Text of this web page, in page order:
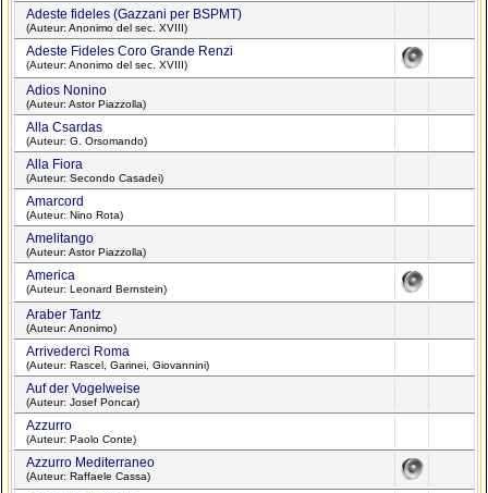
Adeste fideles (Gazzani per BSPMT)
(Auteur: Anonimo del sec. XVIII)
Adeste Fideles Coro Grande Renzi
(Auteur: Anonimo del sec. XVIII)
Adios Nonino
(Auteur: Astor Piazzolla)
Alla Csardas
(Auteur: G. Orsomando)
Alla Fiora
(Auteur: Secondo Casadei)
Amarcord
(Auteur: Nino Rota)
Amelitango
(Auteur: Astor Piazzolla)
America
(Auteur: Leonard Bernstein)
Araber Tantz
(Auteur: Anonimo)
Arrivederci Roma
(Auteur: Rascel, Garinei, Giovannini)
Auf der Vogelweise
(Auteur: Josef Poncar)
Azzurro
(Auteur: Paolo Conte)
Azzurro Mediterraneo
(Auteur: Raffaele Cassa)